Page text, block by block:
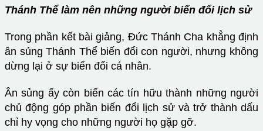
Thánh Thể làm nên những người biến đổi lịch sử
Trong phần kết bài giảng, Đức Thánh Cha khẳng định
ân sủng Thánh Thể biến đổi con người, nhưng không
dừng lại ở sự biến đổi cá nhân.
Ân sủng ấy còn biến các tín hữu thành những người
chủ động góp phần biến đổi lịch sử và trở thành dấu
chỉ hy vọng cho những người họ gặp gỡ.